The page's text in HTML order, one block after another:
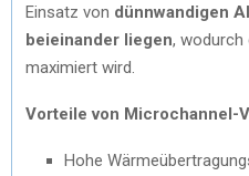
Einsatz von dünnwandigen
beieinander liegen, wodurch
maximiert wird.
Vorteile von Microchannel-
Hohe